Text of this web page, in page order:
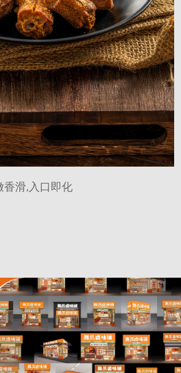
香滑,入口即化